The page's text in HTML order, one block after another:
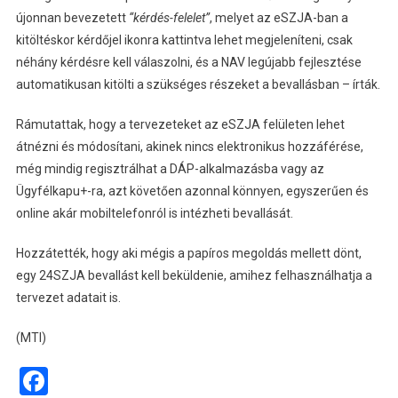
újonnan bevezetett “kérdés-felelet”, melyet az eSZJA-ban a
kitöltéskor kérdőjel ikonra kattintva lehet megjeleníteni, csak
néhány kérdésre kell válaszolni, és a NAV legújabb fejlesztése
automatikusan kitölti a szükséges részeket a bevallásban – írták.
Rámutattak, hogy a tervezeteket az eSZJA felületen lehet
átnézni és módosítani, akinek nincs elektronikus hozzáférése,
még mindig regisztrálhat a DÁP-alkalmazásba vagy az
Ügyfélkapu+-ra, azt követően azonnal könnyen, egyszerűen és
online akár mobiltelefonról is intézheti bevallását.
Hozzátették, hogy aki mégis a papíros megoldás mellett dönt,
egy 24SZJA bevallást kell beküldenie, amihez felhasználhatja a
tervezet adatait is.
(MTI)
Facebook